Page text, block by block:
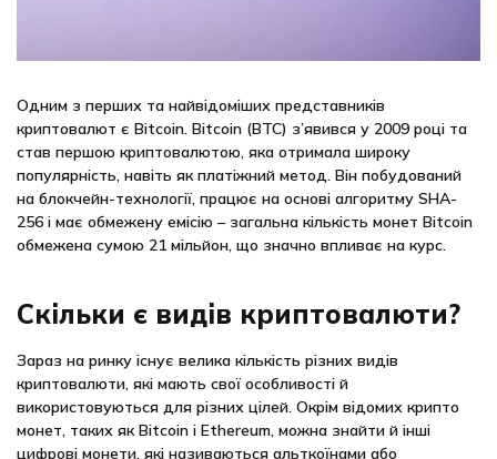
Одним з перших та найвідоміших представників
криптовалют є Bitcoin. Bitcoin (BTC) з’явився у 2009 році та
став першою криптовалютою, яка отримала широку
популярність, навіть як платіжний метод. Він побудований
на блокчейн-технології, працює на основі алгоритму SHA-
256 і має обмежену емісію – загальна кількість монет Bitcoin
обмежена сумою 21 мільйон, що значно впливає на курс.
Скільки є видів криптовалюти?
Зараз на ринку існує велика кількість різних видів
криптовалюти, які мають свої особливості й
використовуються для різних цілей. Окрім відомих крипто
монет, таких як Bitcoin і Ethereum, можна знайти й інші
цифрові монети, які називаються альткоїнами або